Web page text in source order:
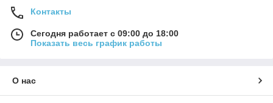
Контакты
Сегодня работает с 09:00 до 18:00
Показать весь график работы
О нас